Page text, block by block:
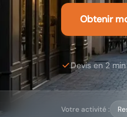
Obtenir
Devis en 2 min
Votre activité :